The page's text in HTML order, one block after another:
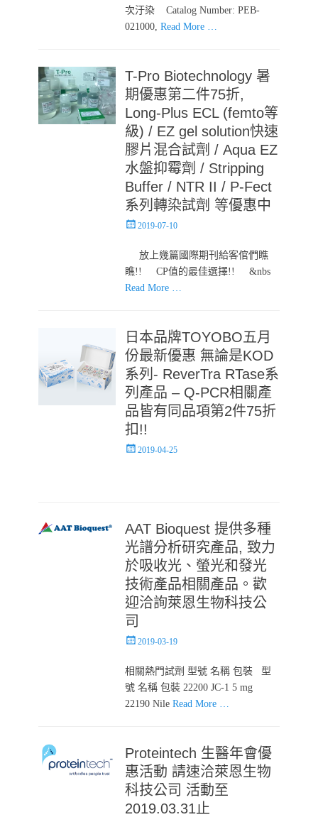
次汙染 Catalog Number: PEB-
021000,Read More …
T-Pro Biotechnology 暑
期優惠第二件75折,
Long-Plus ECL (femto等
級) / EZ gel solution快速
膠片混合試劑 / Aqua EZ
水盤抑霉劑 / Stripping
Buffer / NTR II / P-Fect
系列轉染試劑 等優惠中
Posted2019-07-10
放上幾篇國際期刊給客倌們瞧
瞧!! CP值的最佳選擇!! &nbs
Read More …
日本品牌TOYOBO五月
份最新優惠 無論是KOD
系列- ReverTra RTase系
列產品 – Q-PCR相關產
品皆有同品項第2件75折
扣!!
Posted2019-04-25
AAT Bioquest 提供多種
光譜分析研究產品, 致力
於吸收光、螢光和發光
技術產品相關產品。歡
迎洽詢萊恩生物科技公
司
Posted2019-03-19
相關熱門試劑 型號 名稱 包裝 型
號 名稱 包裝 22200 JC-1 5 mg
22190 NileRead More …
Proteintech 生醫年會優
惠活動 請速洽萊恩生物
科技公司 活動至
2019.03.31止